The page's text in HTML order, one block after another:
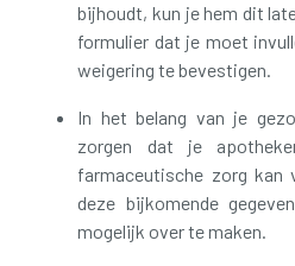
bijhoudt, kun je hem dit
formulier dat je moet
weigering te bevestigen.
In het belang van je
zorgen dat je
farmaceutische zorg kan
deze bijkomende
mogelijk over te maken.